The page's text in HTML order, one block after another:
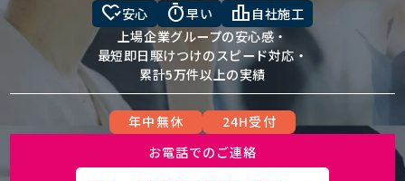
heart_check安心 timer早い leaderboard 自社施工
上場企業グループの安心感・
最短即日駆けつけのスピード対応・
累計5万件以上の実績
年中無休
24H受付
お電話でのご連絡